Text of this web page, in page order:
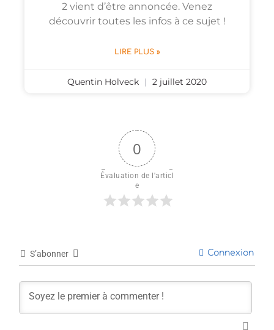
2 vient d’être annoncée. Venez
découvrir toutes les infos à ce sujet !
LIRE PLUS »
Quentin Holveck 2 juillet 2020
0
Évaluation de l'articl
e
S’abonner Connexion